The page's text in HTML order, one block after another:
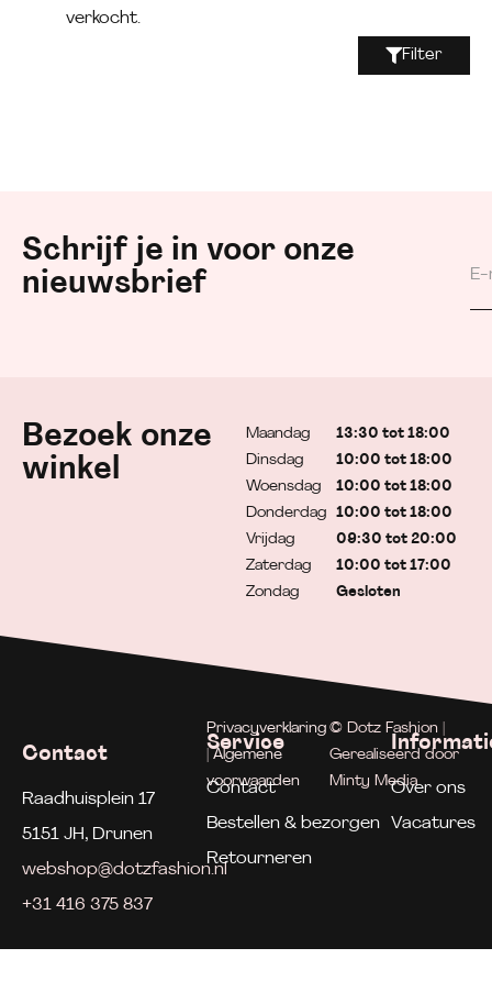
verkocht.
Filter
Schrijf je in voor onze
nieuwsbrief
Bezoek onze
winkel
Maandag
Dinsdag
Woensdag
Donderdag
Vrijdag
Zaterdag
Zondag
13:30 tot 18:00
10:00 tot 18:00
10:00 tot 18:00
10:00 tot 18:00
09:30 tot 20:00
10:00 tot 17:00
Gesloten
Contact
Raadhuisplein 17
5151 JH, Drunen
webshop@dotzfashion.nl
+31 416 375 837
Service
Contact
Bestellen & bezorgen
Retourneren
Over ons
Vacatures
Privacyverklaring
| Algemene
voorwaarden
© Dotz Fashion |
Gerealiseerd door
Minty Media